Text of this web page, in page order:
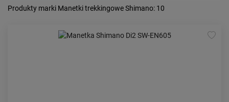
Popularność:
od najwyższej
Produkty marki Manetki trekkingowe Shimano: 10